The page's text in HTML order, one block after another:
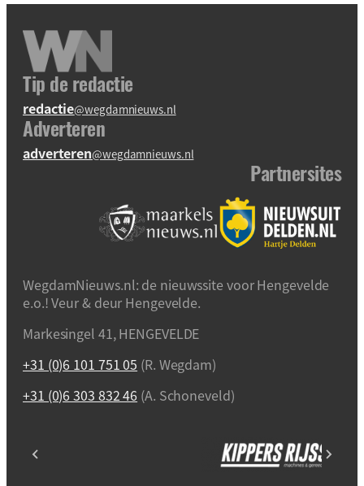
Tip de redactie
redactie@wegdamnieuws.nl
Adverteren
adverteren@wegdamnieuws.nl
Partnersites
WegdamNieuws.nl: de nieuwssite voor Hengevelde
e.o.! Veur & deur Hengevelde.
Markesingel 41, HENGEVELDE
+31 (0)6 101 751 05 (R. Wegdam)
+31 (0)6 303 832 46 (A. Schoneveld)